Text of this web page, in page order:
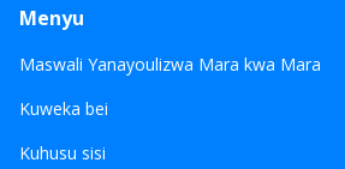
Menyu
Maswali Yanayoulizwa Mara kwa Mara
Kuweka bei
Kuhusu sisi